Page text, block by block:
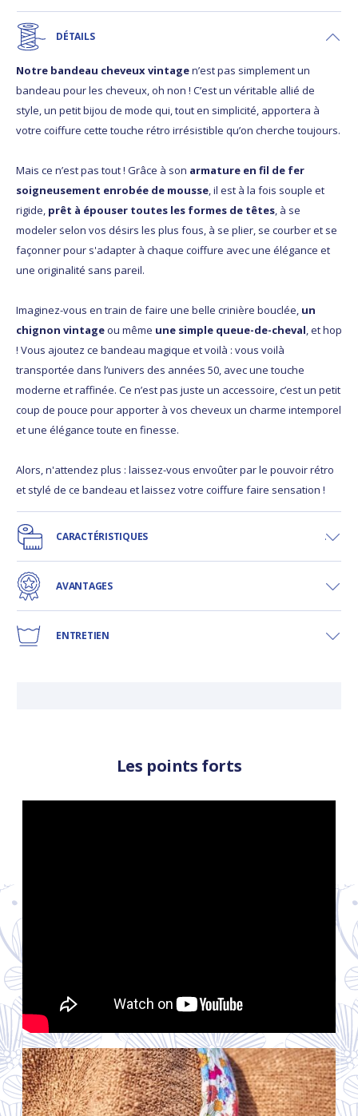
DÉTAILS
Notre bandeau cheveux vintagen’est pas simplement un
bandeau pour les cheveux, oh non ! C’est un véritable allié de
style, un petit bijou de mode qui, tout en simplicité, apportera à
votre coiffure cette touche rétro irrésistible qu’on cherche toujours.
Mais ce n’est pas tout ! Grâce à son armature en fil de fer
soigneusement enrobée de mousse, il est à la fois souple et
rigide, prêt à épouser toutes les formes de têtes, à se
modeler selon vos désirs les plus fous, à se plier, se courber et se
façonner pour s'adapter à chaque coiffure avec une élégance et
une originalité sans pareil.
Imaginez-vous en train de faire une belle crinière bouclée, un
chignon vintageou même une simple queue-de-cheval, et hop
! Vous ajoutez ce bandeau magique et voilà : vous voilà
transportée dans l’univers des années 50, avec une touche
moderne et raffinée. Ce n’est pas juste un accessoire, c’est un petit
coup de pouce pour apporter à vos cheveux un charme intemporel
et une élégance toute en finesse.
Alors, n'attendez plus : laissez-vous envoûter par le pouvoir rétro
et stylé de ce bandeau et laissez votre coiffure faire sensation !
CARACTÉRISTIQUES
AVANTAGES
ENTRETIEN
Les points forts